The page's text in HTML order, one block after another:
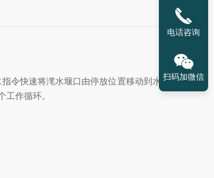
令快速将滗水堰口由停放位置移动到水面以
工作循环。
电话咨询
扫码加微信